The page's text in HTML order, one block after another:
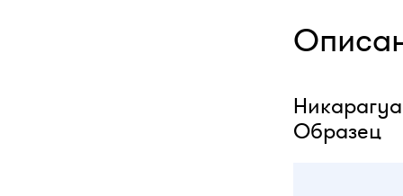
Образец